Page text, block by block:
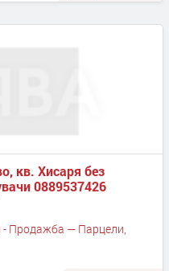
кв. Хисаря без
0889537426
Продажба — Парцели,